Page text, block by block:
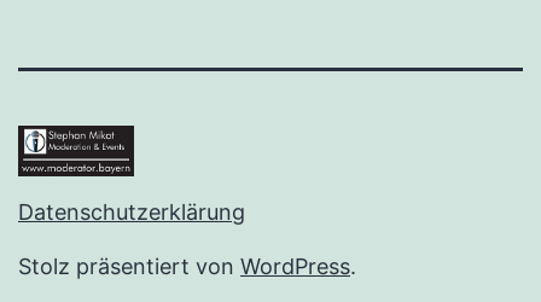
Datenschutzerklärung
Stolz präsentiert von WordPress.